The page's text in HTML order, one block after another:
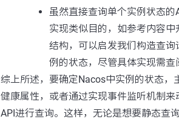
虽然直接查询单个实例状态
实现类似目的，如参考内容
结构，可以启发我们构造查
例的状态，尽管具体实现需查
综上所述，要确定Nacos中实例的状态，
健康属性，或者通过实现事件监听机制
API进行查询。这样，无论是想要静态查